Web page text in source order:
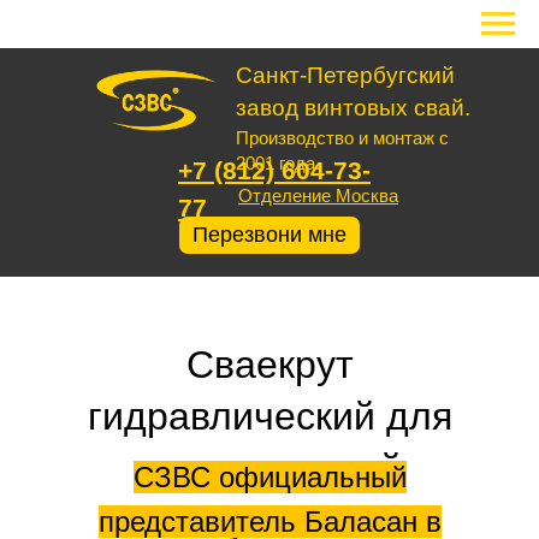
Санкт-Петербугский
завод винтовых свай.
+7 (812) 604-73-
77
Перезвони мне
Производство и монтаж с
2001 года.
Отделение Москва
Сваекрут
гидравлический для
винтовых свай
купить
СЗВС официальный
представитель Баласан в